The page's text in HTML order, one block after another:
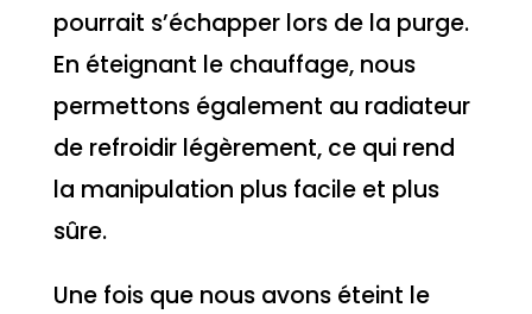
pourrait s’échapper lors de la purge.
En éteignant le chauffage, nous
permettons également au radiateur
de refroidir légèrement, ce qui rend
la manipulation plus facile et plus
sûre.
Une fois que nous avons éteint le